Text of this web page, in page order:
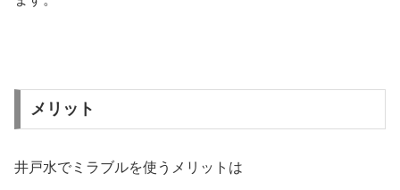
メリット
井戸水でミラブルを使うメリットは